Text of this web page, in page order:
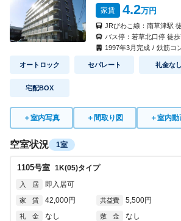
家 賃 49,000円 共益費 4,000円
礼 金 なし 敷 金 なし
4015 号室 1K(15) タイプ
家 賃 52,000円
礼 金 なし 敷 金 なし
家賃 4.2万円
JRびわこ線： 南草津駅
バス停： 若草北口停徒歩
1997年3月完成 / 鉄筋コ
オートロック セパレート 礼金なし
宅配BOX
＋室内写真 ＋ 間取り図 ＋室内動
空室状況 1室
1105号室 1K(05)タイプ
入 居 即入居可
家 賃 42,000円 共益費 5,500円
礼 金 なし 敷 金 なし